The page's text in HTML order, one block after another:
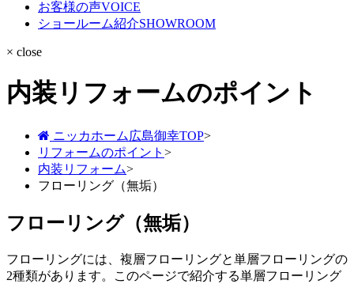
お客様の声VOICE
ショールーム紹介SHOWROOM
× close
内装リフォームのポイント
ニッカホーム広島御幸TOP>
リフォームのポイント >
内装リフォーム>
フローリング（無垢）
フローリング（無垢）
フローリングには、複層フローリングと単層フローリングの
2種類があります。このページで紹介する単層フローリング